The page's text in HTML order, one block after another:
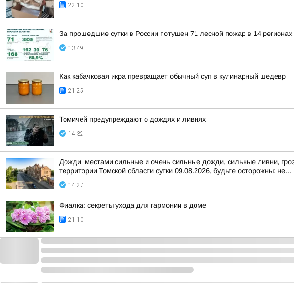
22:10
За прошедшие сутки в России потушен 71 лесной пожар в 14 регионах
13:49
Как кабачковая икра превращает обычный суп в кулинарный шедевр
21:25
Томичей предупреждают о дождях и ливнях
14:32
Дожди, местами сильные и очень сильные дожди, сильные ливни,
территории Томской области сутки 09.08.2026, будьте осторожны: не...
14:27
Фиалка: секреты ухода для гармонии в доме
21:10